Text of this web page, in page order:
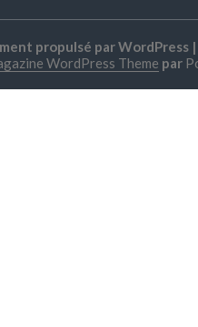
propulsé par WordPress |
WordPress Theme par